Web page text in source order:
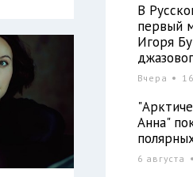
В
первый
Игоря
Вчера
Анна"
6 августа